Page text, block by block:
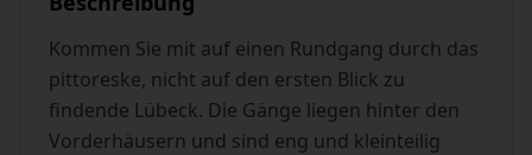
Kommen Sie mit auf einen Rundgang durch das
pittoreske, nicht auf den ersten Blick zu
findende Lübeck. Die Gänge liegen hinter den
Vorderhäusern und sind eng und kleinteilig